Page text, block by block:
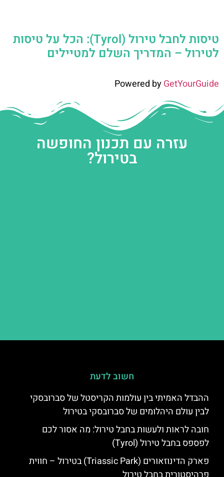
טיסות לחבל טירול (Tyrol): הכל על טיסות
לטירול – המדריך השלם למטיילים
Powered byGetYourGuide
עזרה עם תכנון החופשה
בטירול?
חשוב לדעת
ההבדל האמיתי בין עולמות הקריסטל של סברובסקי
לבין עולם היהלומים של סברובסקי בטירול
חובה לראות ולעשות בחבל טירול: מה אסור לכם
לפספס בחבל טירול (Tyrol)
פארק הדינוזאורים (Triassic Park) בטירול – חווית